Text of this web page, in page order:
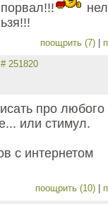
поощрить (7)
# 251820
про любого
или стимул.
с интернетом
поощрить (10)